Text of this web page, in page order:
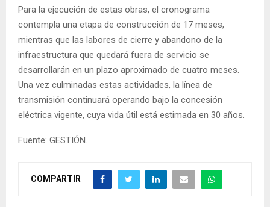
Para la ejecución de estas obras, el cronograma
contempla una etapa de construcción de 17 meses,
mientras que las labores de cierre y abandono de la
infraestructura que quedará fuera de servicio se
desarrollarán en un plazo aproximado de cuatro meses.
Una vez culminadas estas actividades, la línea de
transmisión continuará operando bajo la concesión
eléctrica vigente, cuya vida útil está estimada en 30 años.
Fuente: GESTIÓN.
COMPARTIR